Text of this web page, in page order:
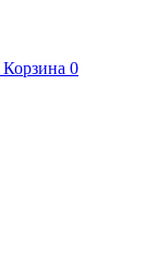
Корзина 0